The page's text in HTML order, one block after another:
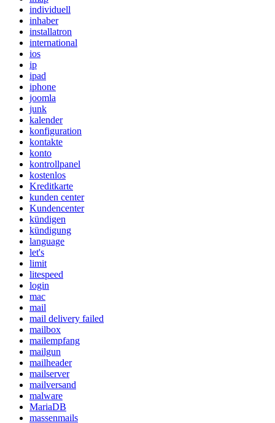
individuell
inhaber
installatron
international
ios
ip
ipad
iphone
joomla
junk
kalender
konfiguration
kontakte
konto
kontrollpanel
kostenlos
Kreditkarte
kunden center
Kundencenter
kündigen
kündigung
language
let's
limit
litespeed
login
mac
mail
mail delivery failed
mailbox
mailempfang
mailgun
mailheader
mailserver
mailversand
malware
MariaDB
massenmails